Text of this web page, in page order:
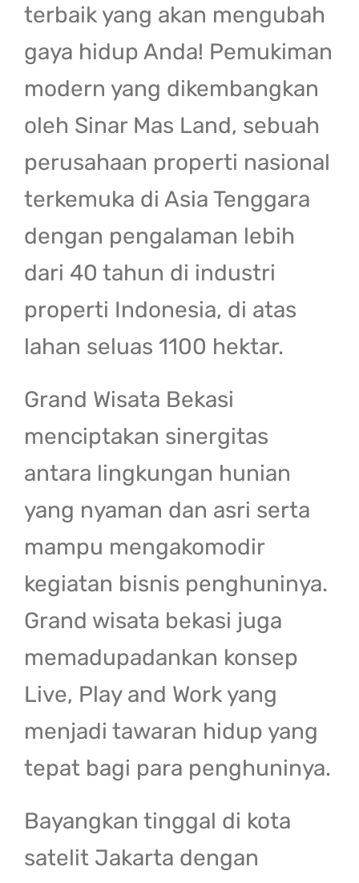
terbaik yang akan mengubah
gaya hidup Anda! Pemukiman
modern yang dikembangkan
oleh Sinar Mas Land, sebuah
perusahaan properti nasional
terkemuka di Asia Tenggara
dengan pengalaman lebih
dari 40 tahun di industri
properti Indonesia, di atas
lahan seluas 1100 hektar.
Grand Wisata Bekasi
menciptakan sinergitas
antara lingkungan hunian
yang nyaman dan asri serta
mampu mengakomodir
kegiatan bisnis penghuninya.
Grand wisata bekasi juga
memadupadankan konsep
Live, Play and Work yang
menjadi tawaran hidup yang
tepat bagi para penghuninya.
Bayangkan tinggal di kota
satelit Jakarta dengan